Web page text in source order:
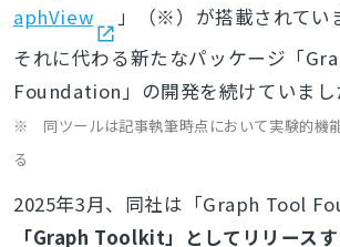
aphView
」（※）が搭載されてい
それに代わる新たなパッケージ「
Foundation」の開発を続けていまし
※ 同ツールは記事執筆時点において実験的機
る
2025年3月、同社は「Graph Tool
「Graph Toolkit」としてリリース